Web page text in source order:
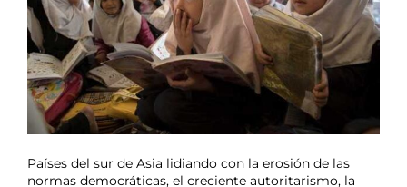
Países del sur de Asia lidiando con la erosión de las
normas democráticas, el creciente autoritarismo, la